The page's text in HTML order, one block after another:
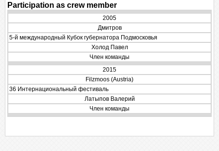
Participation as crew member
2005
Дмитров
5-й международный Кубок губернатора Подмосковья
Холод Павел
Член команды
2015
Filzmoos (Austria)
36 Интернациональный фестиваль
Латыпов Валерий
Член команды